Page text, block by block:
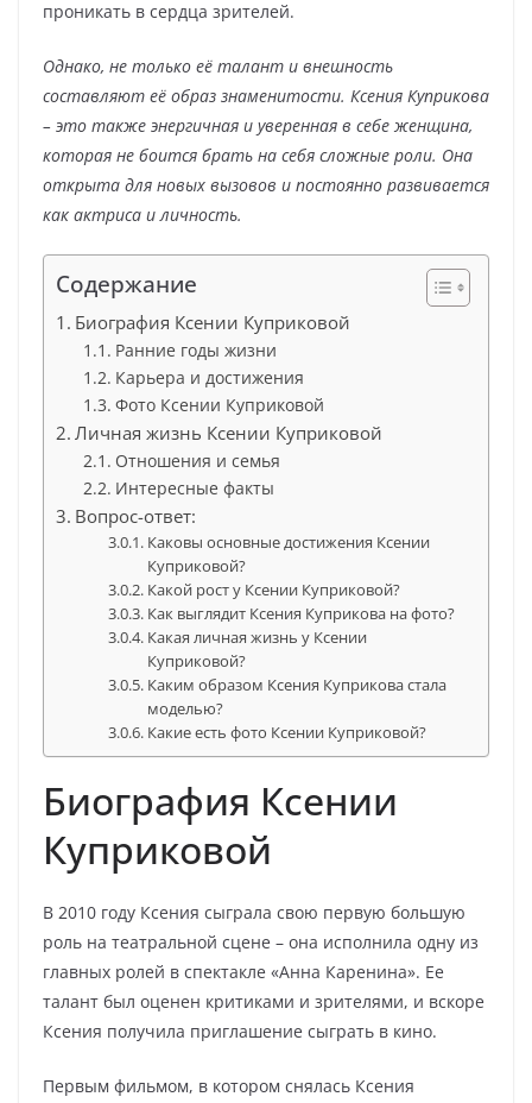
проникать в сердца зрителей.
Однако, не только её талант и внешность
составляют её образ знаменитости. Ксения Куприкова
– это также энергичная и уверенная в себе женщина,
которая не боится брать на себя сложные роли. Она
открыта для новых вызовов и постоянно развивается
как актриса и личность.
Содержание
Биография Ксении Куприковой
Ранние годы жизни
Карьера и достижения
Фото Ксении Куприковой
Личная жизнь Ксении Куприковой
Отношения и семья
Интересные факты
Вопрос-ответ:
Каковы основные достижения Ксении
Куприковой?
Какой рост у Ксении Куприковой?
Как выглядит Ксения Куприкова на фото?
Какая личная жизнь у Ксении
Куприковой?
Каким образом Ксения Куприкова стала
моделью?
Какие есть фото Ксении Куприковой?
Биография Ксении
Куприковой
В 2010 году Ксения сыграла свою первую большую
роль на театральной сцене – она исполнила одну из
главных ролей в спектакле «Анна Каренина». Ее
талант был оценен критиками и зрителями, и вскоре
Ксения получила приглашение сыграть в кино.
Первым фильмом, в котором снялась Ксения